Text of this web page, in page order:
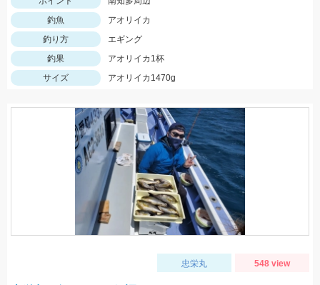
釣魚
アオリイカ
釣り方
エギング
釣果
アオリイカ1杯
サイズ
アオリイカ1470g
忠栄丸 548 view